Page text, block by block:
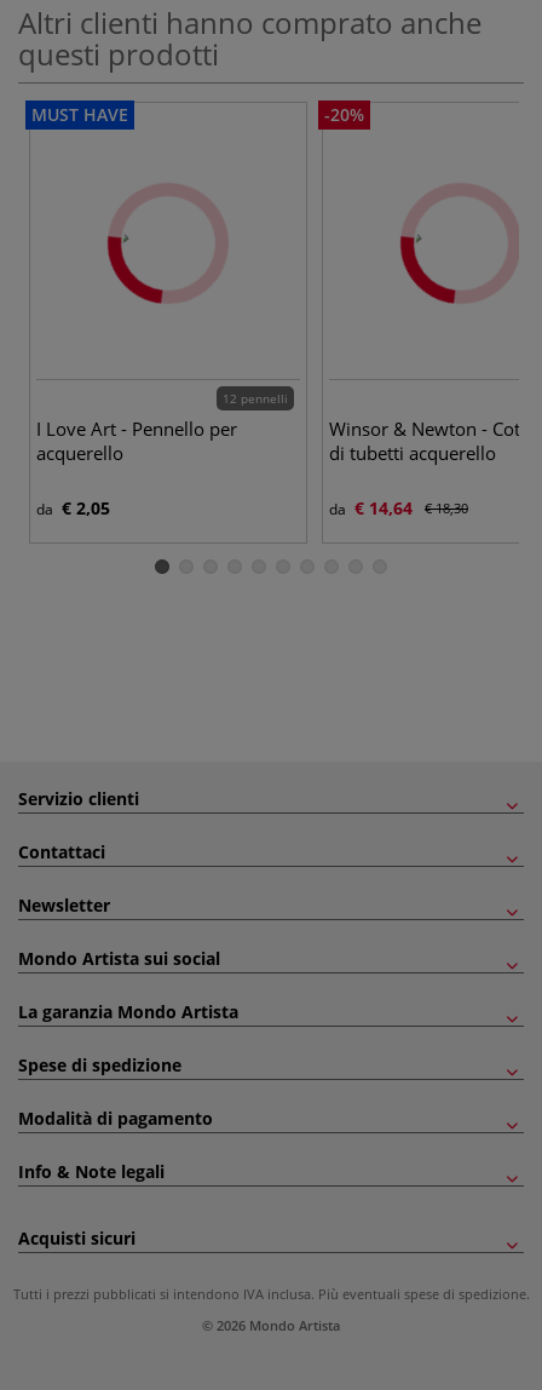
Altri clienti hanno comprato anche
questi prodotti
MUST HAVE
12 pennelli
I Love Art - Pennello per
acquerello
da € 2,05
-20%
Winsor & Newton -
di tubetti acquerello
da € 14,64 € 18,30
Servizio clienti
Contattaci
Newsletter
Mondo Artista sui social
La garanzia Mondo Artista
Spese di spedizione
Modalità di pagamento
Info & Note legali
Acquisti sicuri
Tutti i prezzi pubblicati si intendono IVA inclusa. Più eventuali spese di spedizione.
© 2026 Mondo Artista